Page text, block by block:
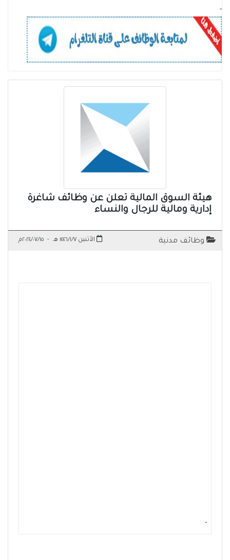
-
هيئة السوق المالية تعلن عن وظائف شاغرة
إدارية ومالية للرجال والنساء
وظائف مدنية الأثنين ١٤٤٦/١/٧ هـ - ٢٠٢٤/٠٧/١٥م
-